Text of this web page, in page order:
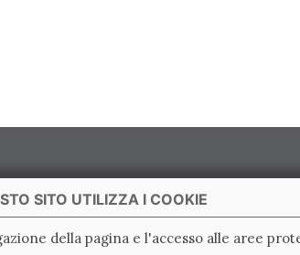
SITO UTILIZZA I COOKIE
della pagina e l'accesso alle aree